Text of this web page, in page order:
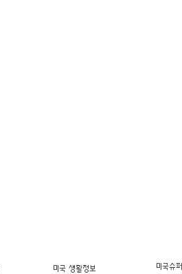
미국 생활정보 미국슈퍼